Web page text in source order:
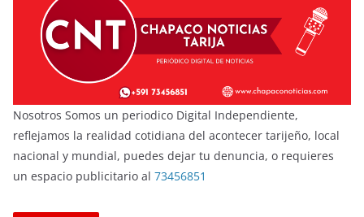
Nosotros Somos un periodico Digital Independiente,
reflejamos la realidad cotidiana del acontecer tarijeño, local
nacional y mundial, puedes dejar tu denuncia, o requieres
un espacio publicitario al 73456851